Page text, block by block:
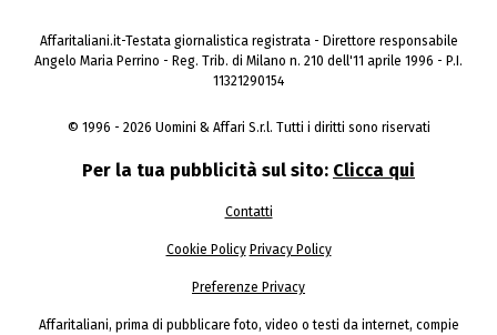
Affaritaliani.it-Testata giornalistica registrata - Direttore responsabile
Angelo Maria Perrino - Reg. Trib. di Milano n. 210 dell'11 aprile 1996 - P.I.
11321290154
© 1996 - 2026 Uomini & Affari S.r.l. Tutti i diritti sono riservati
Per la tua pubblicità sul sito: Clicca qui
Contatti
Cookie Policy Privacy Policy
Preferenze Privacy
Affaritaliani, prima di pubblicare foto, video o testi da internet, compie